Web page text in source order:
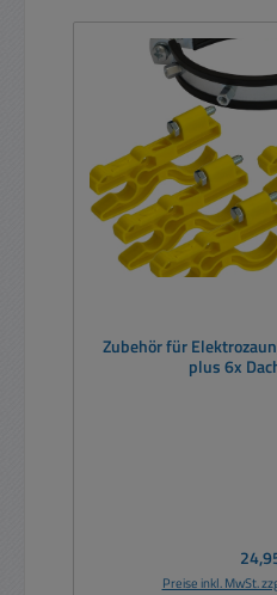
Zubehör für
plus 6x
Preise inkl. MwSt.